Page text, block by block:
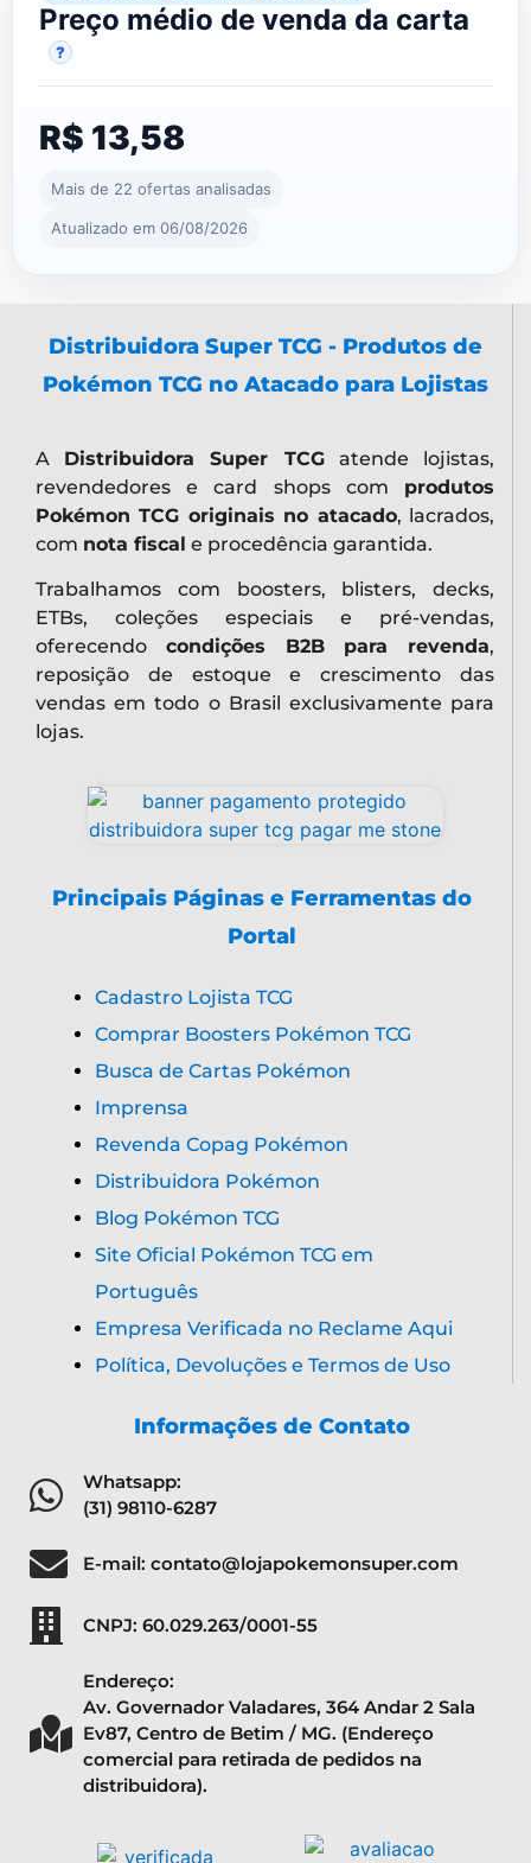
Preço médio de venda da carta
?
R$ 13,58
Mais de 22 ofertas analisadas
Atualizado em 06/08/2026
Distribuidora Super TCG - Produtos de
Pokémon TCG no Atacado para Lojistas
A Distribuidora Super TCGatende lojistas,
revendedores e card shops com produtos
Pokémon TCG originais no atacado, lacrados,
com nota fiscal e procedência garantida.
Trabalhamos com boosters, blisters, decks,
ETBs, coleções especiais e pré-vendas,
oferecendo condições B2B para revenda,
reposição de estoque e crescimento das
vendas em todo o Brasil exclusivamente para
lojas.
Principais Páginas e Ferramentas do
Portal
Cadastro Lojista TCG
Comprar Boosters Pokémon TCG
Busca de Cartas Pokémon
Imprensa
Revenda Copag Pokémon
Distribuidora Pokémon
Blog Pokémon TCG
Site Oficial Pokémon TCG em
Português
Empresa Verificada no Reclame Aqui
Política, Devoluções e Termos de Uso
Informações de Contato
Whatsapp:
(31) 98110-6287
E-mail: contato@lojapokemonsuper.com
CNPJ: 60.029.263/0001-55
Endereço:
Av. Governador Valadares, 364 Andar 2 Sala
Ev87, Centro de Betim / MG. (Endereço
comercial para retirada de pedidos na
distribuidora).